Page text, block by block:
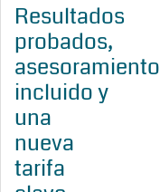
Resultados
probados,
asesoramiento
incluido y
una
nueva
tarifa